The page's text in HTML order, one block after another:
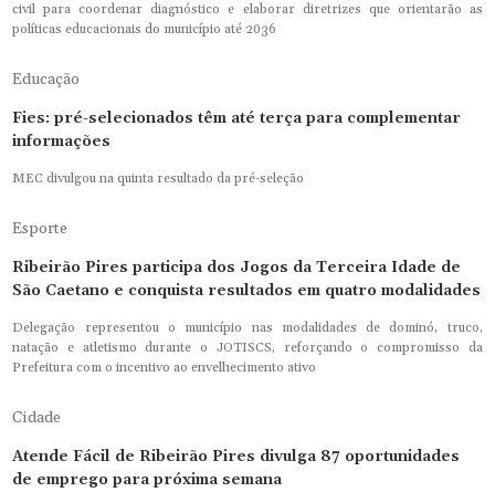
civil para coordenar diagnóstico e elaborar diretrizes que orientarão as
políticas educacionais do município até 2036
Educação
Fies: pré-selecionados têm até terça para complementar
informações
MEC divulgou na quinta resultado da pré-seleção
Esporte
Ribeirão Pires participa dos Jogos da Terceira Idade de
São Caetano e conquista resultados em quatro modalidades
Delegação representou o município nas modalidades de dominó, truco,
natação e atletismo durante o JOTISCS, reforçando o compromisso da
Prefeitura com o incentivo ao envelhecimento ativo
Cidade
Atende Fácil de Ribeirão Pires divulga 87 oportunidades
de emprego para próxima semana